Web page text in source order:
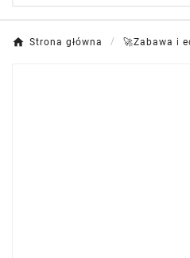
Strona główna 🚀Zabawa i